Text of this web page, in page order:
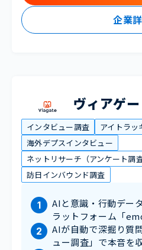
企業
ヴィアゲ
インタビュー調査
アイトラッ
海外デプスインタビュー
ネットリサーチ（アンケート調査
訪日インバウンド調査
AIと意識・行動デー
ラットフォーム「
AIが自動で深掘り質
ュー調査」で本音を